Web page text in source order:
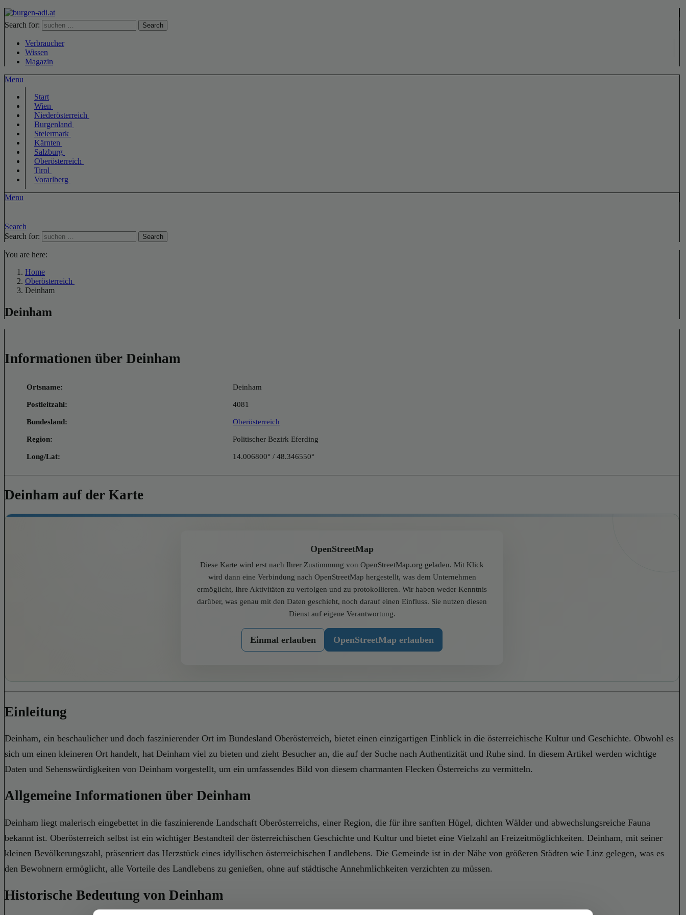
Search for: Search
Verbraucher
Wissen
Magazin
Menu
Start
Wien
Niederösterreich
Burgenland
Steiermark
Kärnten
Salzburg
Oberösterreich
Tirol
Vorarlberg
Menu
Search
Search for:
Search
You are here:
Home
Oberösterreich
Deinham
Deinham
Informationen über Deinham
Ortsname: Deinham
Postleitzahl: 4081
Bundesland: Oberösterreich
Region: Politischer Bezirk Eferding
Long/Lat: 14.006800° / 48.346550°
Deinham auf der Karte
OpenStreetMap
Diese Karte wird erst nach Ihrer Zustimmung von OpenStreetMap.org geladen. Mit Klick
wird dann eine Verbindung nach OpenStreetMap hergestellt, was dem Unternehmen
ermöglicht, Ihre Aktivitäten zu verfolgen und zu protokollieren. Wir haben weder Kenntnis
darüber, was genau mit den Daten geschieht, noch darauf einen Einfluss. Sie nutzen diesen
Dienst auf eigene Verantwortung.
Einmal erlauben OpenStreetMap erlauben
Einleitung
Deinham, ein beschaulicher und doch faszinierender Ort im Bundesland Oberösterreich, bietet einen einzigartigen Einblick in die österreichische Kultur und Geschichte. Obwohl es
sich um einen kleineren Ort handelt, hat Deinham viel zu bieten und zieht Besucher an, die auf der Suche nach Authentizität und Ruhe sind. In diesem Artikel werden wichtige
Daten und Sehenswürdigkeiten von Deinham vorgestellt, um ein umfassendes Bild von diesem charmanten Flecken Österreichs zu vermitteln.
Allgemeine Informationen über Deinham
Deinham liegt malerisch eingebettet in die faszinierende Landschaft Oberösterreichs, einer Region, die für ihre sanften Hügel, dichten Wälder und abwechslungsreiche Fauna
bekannt ist. Oberösterreich selbst ist ein wichtiger Bestandteil der österreichischen Geschichte und Kultur und bietet eine Vielzahl an Freizeitmöglichkeiten. Deinham, mit seiner
kleinen Bevölkerungszahl, präsentiert das Herzstück eines idyllischen österreichischen Landlebens. Die Gemeinde ist in der Nähe von größeren Städten wie Linz gelegen, was es
den Bewohnern ermöglicht, alle Vorteile des Landlebens zu genießen, ohne auf städtische Annehmlichkeiten verzichten zu müssen.
Historische Bedeutung von Deinham